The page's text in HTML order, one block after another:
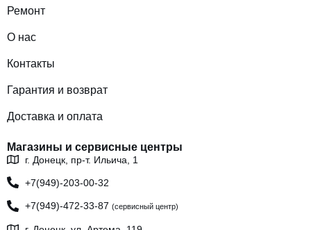
Ремонт
О нас
Контакты
Гарантия и возврат
Доставка и оплата
Магазины и сервисные центры
г. Донецк, пр-т. Ильича, 1
+7(949)-203-00-32
+7(949)-472-33-87(сервисный центр)